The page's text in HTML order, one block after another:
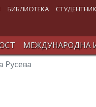
БИБЛИОТЕКА СТУДЕНТНИК
МЕЖДУНАРОДНА
Русева